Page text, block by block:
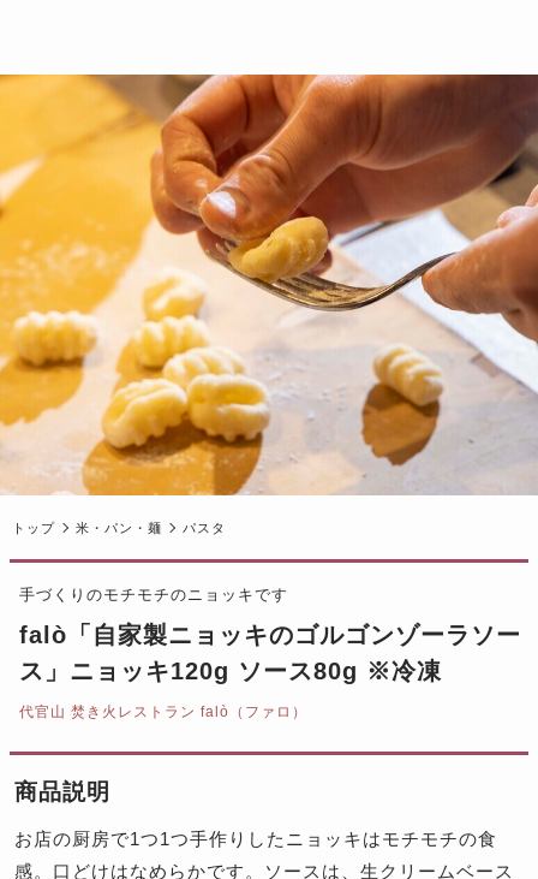
トップ 米・パン・麺 パスタ
手づくりのモチモチのニョッキです
falò「自家製ニョッキのゴルゴンゾーラソー
ス」ニョッキ120g ソース80g ※冷凍
代官山 焚き火レストラン falò（ファロ）
商品説明
お店の厨房で1つ1つ手作りしたニョッキはモチモチの食
感。口どけはなめらかです。ソースは、生クリームベース